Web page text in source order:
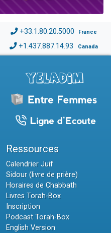
+33.1.80.20.5000 France
+1.437.887.14.93 Canada
Ressources
Calendrier Juif
Sidour (livre de prière)
Horaires de Chabbath
Livres Torah-Box
Inscription
Podcast Torah-Box
English Version